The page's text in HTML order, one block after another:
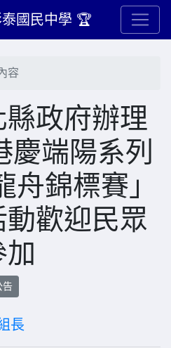
國民中學 🏆
容
政府辦理
慶端陽系列
舟錦標賽」
歡迎民眾
告
長